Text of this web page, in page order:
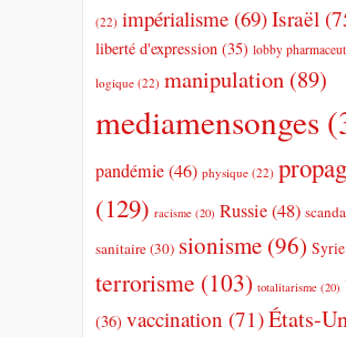
(22) impérialisme (69)Israël
liberté d'expression (35) lobby
logique (22) manipulation (89)
mediamensonges
pandémie(46) physique (22)
(129) racisme (20) Russie(48)
sanitaire(30) sionisme (96) Syrie
terrorisme (103) totalitarisme (20)
(36) vaccination (71)États-